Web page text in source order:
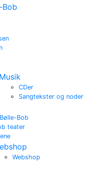
Musik
CDer
Sangtekster og noder
Bob
teater
Webshop